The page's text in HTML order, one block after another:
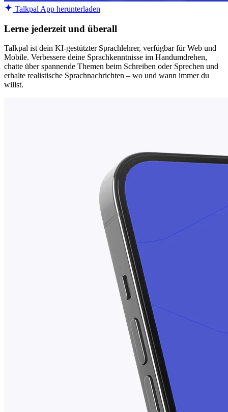
Talkpal App herunterladen
Lerne jederzeit und überall
Talkpal ist dein KI-gestützter Sprachlehrer, verfügbar für Web und
Mobile. Verbessere deine Sprachkenntnisse im Handumdrehen,
chatte über spannende Themen beim Schreiben oder Sprechen und
erhalte realistische Sprachnachrichten – wo und wann immer du
willst.